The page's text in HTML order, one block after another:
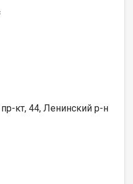
кт, 44, Ленинский р-н